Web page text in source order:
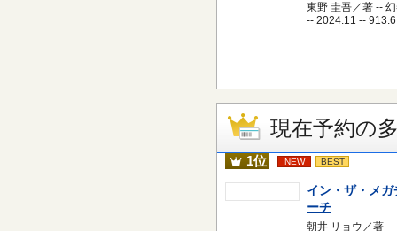
東野 圭吾／著 --
-- 2024.11 -- 913.6
現在予約の
1位 NEW BEST
イン・ザ・メガ
ーチ
朝井 リョウ／著 --